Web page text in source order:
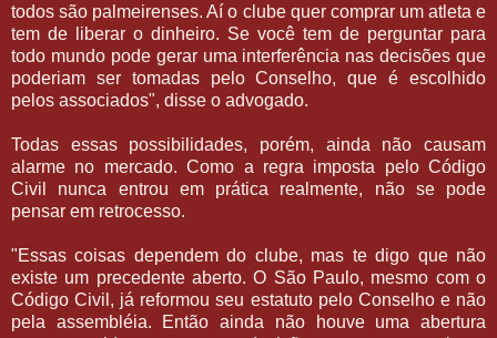
todos são palmeirenses. Aí o clube quer comprar um atleta e
tem de liberar o dinheiro. Se você tem de perguntar para
todo mundo pode gerar uma interferência nas decisões que
poderiam ser tomadas pelo Conselho, que é escolhido
pelos associados", disse o advogado.
Todas essas possibilidades, porém, ainda não causam
alarme no mercado. Como a regra imposta pelo Código
Civil nunca entrou em prática realmente, não se pode
pensar em retrocesso.
"Essas coisas dependem do clube, mas te digo que não
existe um precedente aberto. O São Paulo, mesmo com o
Código Civil, já reformou seu estatuto pelo Conselho e não
pela assembléia. Então ainda não houve uma abertura